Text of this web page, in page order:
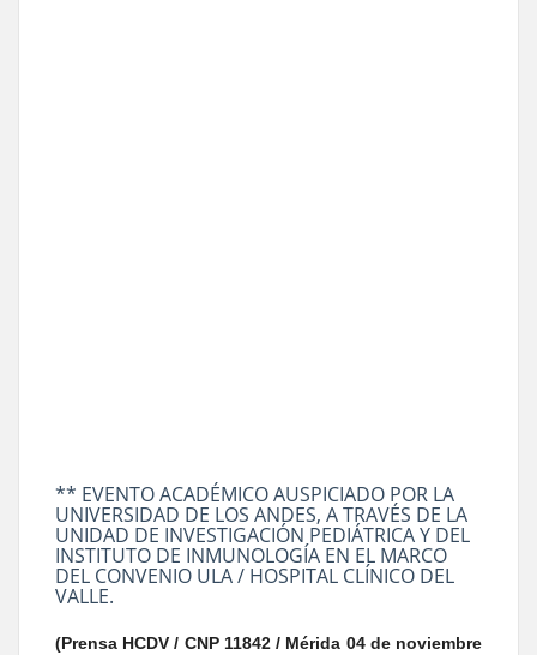
** EVENTO ACADÉMICO AUSPICIADO POR LA
UNIVERSIDAD DE LOS ANDES, A TRAVÉS DE LA
UNIDAD DE INVESTIGACIÓN PEDIÁTRICA Y DEL
INSTITUTO DE INMUNOLOGÍA EN EL MARCO
DEL CONVENIO ULA / HOSPITAL CLÍNICO DEL
VALLE.
(Prensa HCDV / CNP 11842 / Mérida 04 de noviembre